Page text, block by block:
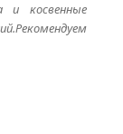
и косвенные